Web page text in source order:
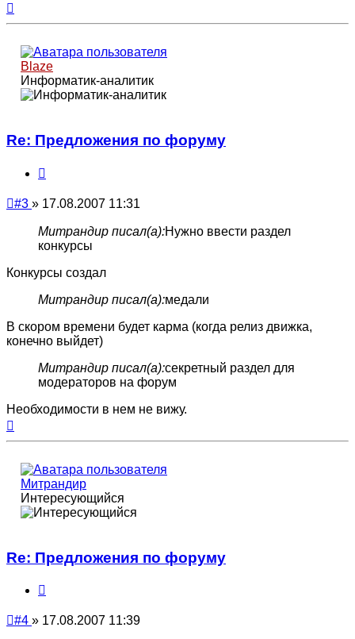
Blaze
Информатик-аналитик
Re: Предложения по форуму
Непрочитанное
#3 » 17.08.2007 11:31
Митрандир писал(а):Нужно ввести раздел
конкурсы
Конкурсы создал
Митрандир писал(а):медали
В скором времени будет карма (когда релиз движка,
конечно выйдет)
Митрандир писал(а):секретный раздел для
модераторов на форум
Необходимости в нем не вижу.
Митрандир
Интересующийся
Re: Предложения по форуму
Непрочитанное
#4 » 17.08.2007 11:39